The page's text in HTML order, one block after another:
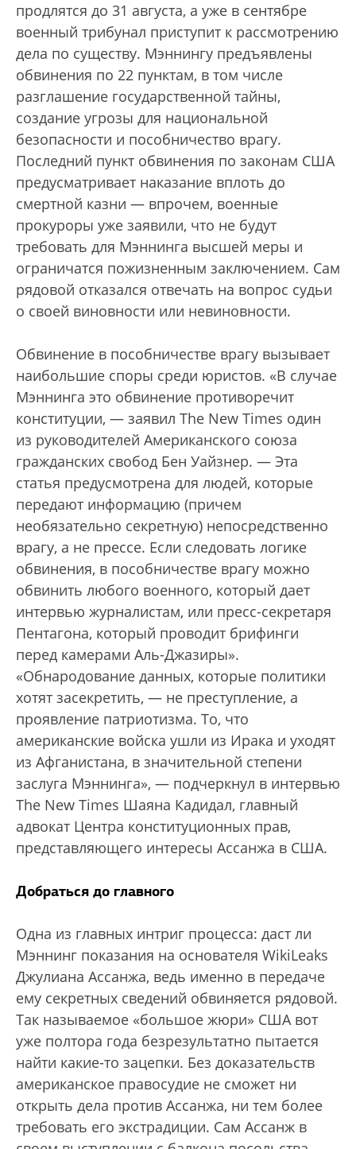
продлятся до 31 августа, а уже в сентябре
военный трибунал приступит к рассмотрению
дела по существу. Мэннингу предъявлены
обвинения по 22 пунктам, в том числе
разглашение государственной тайны,
создание угрозы для национальной
безопасности и пособничество врагу.
Последний пункт обвинения по законам США
предусматривает наказание вплоть до
смертной казни — впрочем, военные
прокуроры уже заявили, что не будут
требовать для Мэннинга высшей меры и
ограничатся пожизненным заключением. Сам
рядовой отказался отвечать на вопрос судьи
о своей виновности или невиновности.
Обвинение в пособничестве врагу вызывает
наибольшие споры среди юристов. «В случае
Мэннинга это обвинение противоречит
конституции, — заявил The New Times один
из руководителей Американского союза
гражданских свобод Бен Уайзнер. — Эта
статья предусмотрена для людей, которые
передают информацию (причем
необязательно секретную) непосредственно
врагу, а не прессе. Если следовать логике
обвинения, в пособничестве врагу можно
обвинить любого военного, который дает
интервью журналистам, или пресс-секретаря
Пентагона, который проводит брифинги
перед камерами Аль-Джазиры».
«Обнародование данных, которые политики
хотят засекретить, — не преступление, а
проявление патриотизма. То, что
американские войска ушли из Ирака и уходят
из Афганистана, в значительной степени
заслуга Мэннинга», — подчеркнул в интервью
The New Times Шаяна Кадидал, главный
адвокат Центра конституционных прав,
представляющего интересы Ассанжа в США.
Добраться до главного
Одна из главных интриг процесса: даст ли
Мэннинг показания на основателя WikiLeaks
Джулиана Ассанжа, ведь именно в передаче
ему секретных сведений обвиняется рядовой.
Так называемое «большое жюри» США вот
уже полтора года безрезультатно пытается
найти какие-то зацепки. Без доказательств
американское правосудие не сможет ни
открыть дела против Ассанжа, ни тем более
требовать его экстрадиции. Сам Ассанж в